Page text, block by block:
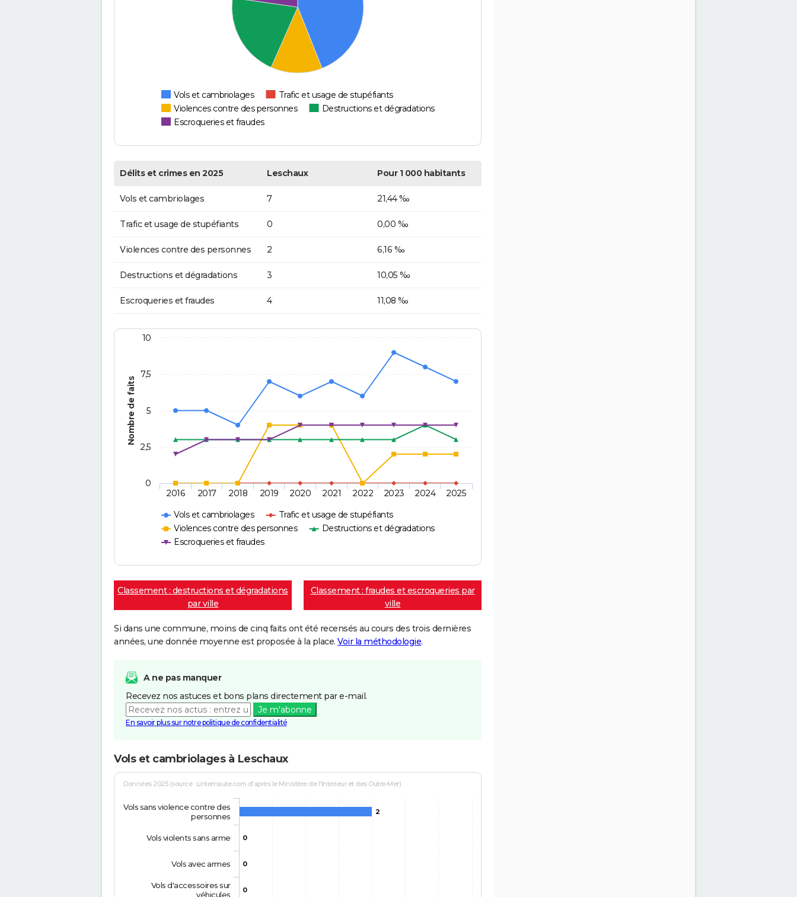
Vols et cambriolages
Trafic et usage de stupéfiants
Violences contre des personnes
Destructions et dégradations
Escroqueries et fraudes
Délits et crimes en 2025 Leschaux Pour 1 000 habitants
Vols et cambriolages 7 21,44 ‰
Trafic et usage de stupéfiants 0 0,00 ‰
Violences contre des personnes 2 6,16 ‰
Destructions et dégradations 3 10,05 ‰
Escroqueries et fraudes 4 11,08 ‰
Nombre de faits
Vols et cambriolages
Trafic et usage de stupéfiants
Violences contre des personnes
Destructions et dégradations
Escroqueries et fraudes
2016 2017 2018 2019 2020 2021 2022 2023 2024 2025
0
2,5
5
7,5
10
Classement : destructions et dégradations
par ville
Classement : fraudes et escroqueries par
ville
Si dans une commune, moins de cinq faits ont été recensés au cours des trois dernières
années, une donnée moyenne est proposée à la place. Voir la méthodologie.
A ne pas manquer
Recevez nos astuces et bons plans directement par e-mail.
Je m'abonne
En savoir plus sur notre politique de confidentialité
Vols et cambriolages à Leschaux
Données 2025 (source : Linternaute.com d'après le Ministère de l'Intérieur et des Outre-Mer)
2
0
0
0
Vols sans violence contre des
personnes
Vols violents sans arme
Vols avec armes
Vols d'accessoires sur
véhicules